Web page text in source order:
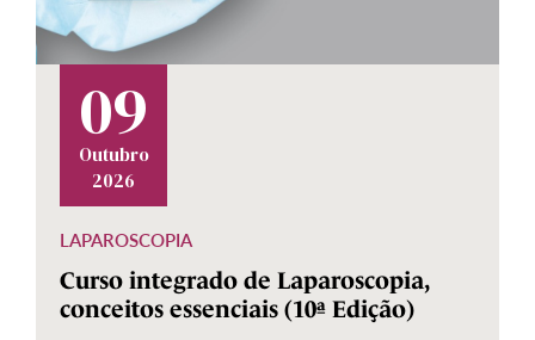
09
Outubro
2026
LAPAROSCOPIA
Curso integrado de Laparoscopia,
conceitos essenciais (10ª Edição)